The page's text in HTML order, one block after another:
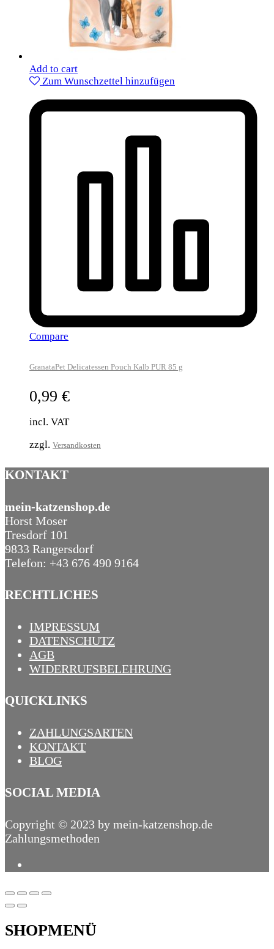
Add to cart
Zum Wunschzettel hinzufügen
Compare
GranataPet Delicatessen Pouch Kalb PUR 85 g
0,99 €
incl. VAT
zzgl. Versandkosten
KONTAKT
mein-katzenshop.de
Horst Moser
Tresdorf 101
9833 Rangersdorf
Telefon: +43 676 490 9164
RECHTLICHES
IMPRESSUM
DATENSCHUTZ
AGB
WIDERRUFSBELEHRUNG
QUICKLINKS
ZAHLUNGSARTEN
KONTAKT
BLOG
SOCIAL MEDIA
Copyright © 2023 by mein-katzenshop.de
Zahlungsmethoden
SHOPMENÜ